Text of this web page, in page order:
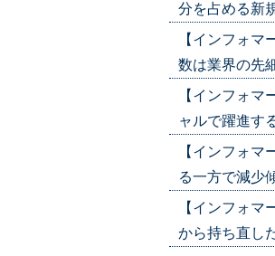
分を占める新
【インフォ
数は業界の先
【インフォ
ャルで躍進す
【インフォ
る一方で減少
【インフォ
から持ち直し